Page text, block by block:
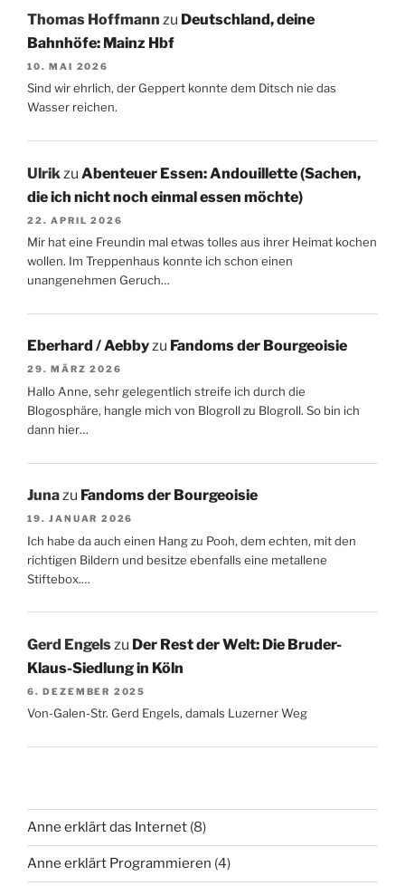
Thomas Hoffmann zu Deutschland, deine
Bahnhöfe: Mainz Hbf
10. MAI 2026
Sind wir ehrlich, der Geppert konnte dem Ditsch nie das
Wasser reichen.
Ulrik zu Abenteuer Essen: Andouillette (Sachen,
die ich nicht noch einmal essen möchte)
22. APRIL 2026
Mir hat eine Freundin mal etwas tolles aus ihrer Heimat kochen
wollen. Im Treppenhaus konnte ich schon einen
unangenehmen Geruch…
Eberhard / Aebbyzu Fandoms der Bourgeoisie
29. MÄRZ 2026
Hallo Anne, sehr gelegentlich streife ich durch die
Blogosphäre, hangle mich von Blogroll zu Blogroll. So bin ich
dann hier…
Junazu Fandoms der Bourgeoisie
19. JANUAR 2026
Ich habe da auch einen Hang zu Pooh, dem echten, mit den
richtigen Bildern und besitze ebenfalls eine metallene
Stiftebox.…
Gerd Engelszu Der Rest der Welt: Die Bruder-
Klaus-Siedlung in Köln
6. DEZEMBER 2025
Von-Galen-Str. Gerd Engels, damals Luzerner Weg
Anne erklärt das Internet (8)
Anne erklärt Programmieren (4)